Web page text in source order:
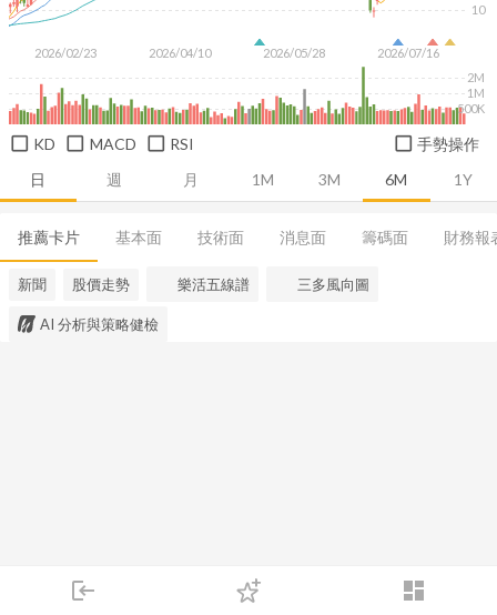
login dashboard
下單
日 週 月 1M 3M 6M 1Y
2026/02/23 2026/04/10 2026/05/28 2026/07/16
10
500K
1M
2M
KD MACD RSI 手勢操作
推薦卡片 基本面 技術面 消息面 籌碼面 財務報
新聞 股價走勢 樂活五線譜 三多風向圖
AI 分析與策略健檢